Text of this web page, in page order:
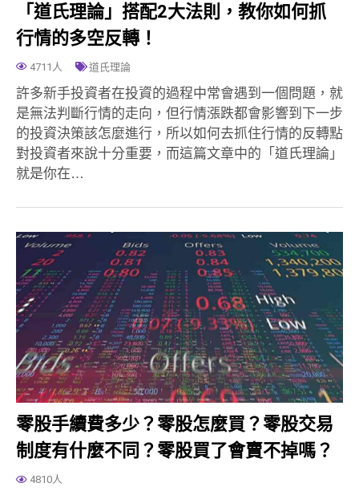
「道氏理論」搭配2大法則，教你如何抓
行情的多空反轉！
4711人 道氏理論
許多新手投資者在投資的過程中常會遇到一個問題，就
是無法判斷行情的走向，但行情漲跌都會影響到下一步
的投資決策該怎麼進行，所以如何去抓住行情的反轉點
對投資者來說十分重要，而這篇文章中的「道氏理論」
就是你在…
零股手續費多少？零股怎麼買？零股交易
制度有什麼不同？零股買了會賣不掉嗎？
4810人